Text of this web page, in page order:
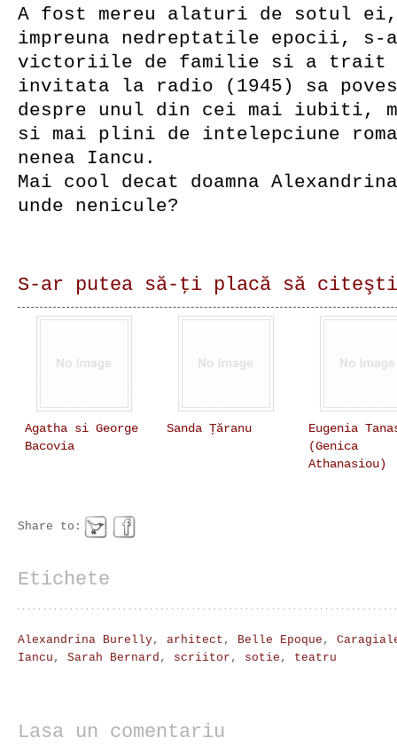
A fost mereu alaturi de sotul
impreuna nedreptatile epocii, s-
victoriile de familie si a trait si
invitata la radio (1945) sa
despre unul din cei mai iubiti,
si mai plini de intelepciune
nenea Iancu.
Mai cool decat doamna
unde nenicule?
S-ar putea să-ţi placă să
Agatha si George
Bacovia
Sanda Ţăranu
Eugenia
(Genica
Athanasiou)
Share to:
Etichete
Alexandrina Burelly, arhitect , Belle Epoque ,
Iancu , Sarah Bernard , scriitor , sotie , teatru
Lasa un comentariu